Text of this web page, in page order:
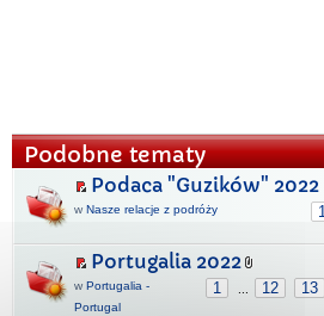
Podobne tematy
Podaca "Guzików" 2022
1
w Nasze relacje z podróży
Portugalia 2022
1 12 13
w Portugalia -
Portugal